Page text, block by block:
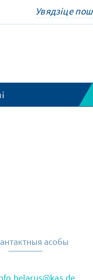
асобы